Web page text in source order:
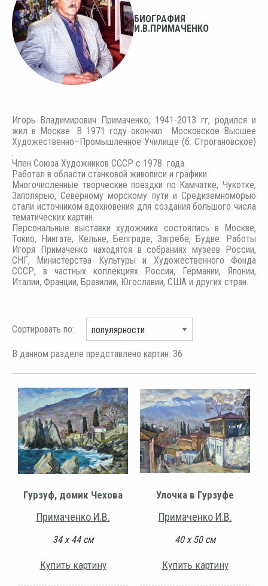
БИОГРАФИЯ
И.В.ПРИМАЧЕНКО
Игорь Владимирович Примаченко, 1941-2013 гг, родился и
жил в Москве. В 1971 году окончил Московское Высшее
Художественно–Промышленное Училище (б. Строгановское)
.
Член Союза Художников СССР с 1978 года.
Работал в области станковой живописи и графики.
Многочисленные творческие поездки по Камчатке, Чукотке,
Заполярью, Северному морскому пути и Средиземноморью
стали источником вдохновения для создания большого числа
тематических картин.
Персональные выставки художника состоялись в Москве,
Токио, Ниигате, Кельне, Белграде, Загребе, Будве. Работы
Игоря Примаченко находятся в собраниях музеев России,
СНГ, Министерства Культуры и Художественного Фонда
СССР, в частных коллекциях России, Германии, Японии,
Италии, Франции, Бразилии, Югославии, США и других стран.
Сортировать по:
В данном разделе представлено картин: 36
Гурзуф, домик Чехова
Примаченко И.В.
34 х 44 см
Купить картину
Улочка в Гурзуфе
Примаченко И.В.
40 х 50 см
Купить картину